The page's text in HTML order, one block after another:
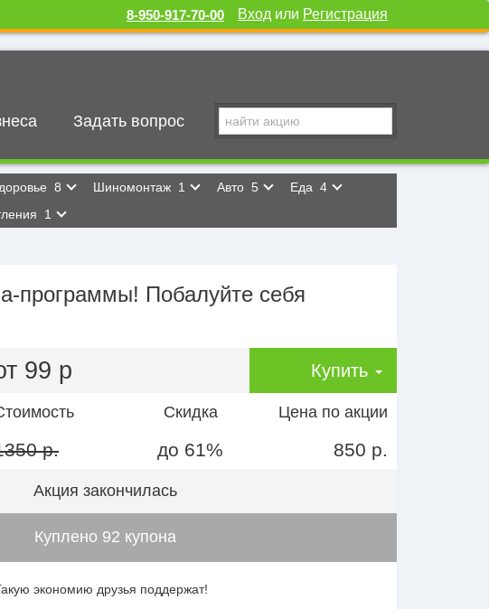
Вход или Регистрация
8-950-917-70-00
Задать вопрос
8 Шиномонтаж 1 Авто 5 Еда 4
1
программы! Побалуйте себя
99 р Купить
р.
Скидка
до 61%
Цена по акции
850 р.
Акция закончилась
Куплено 92 купона
экономию друзья поддержат!